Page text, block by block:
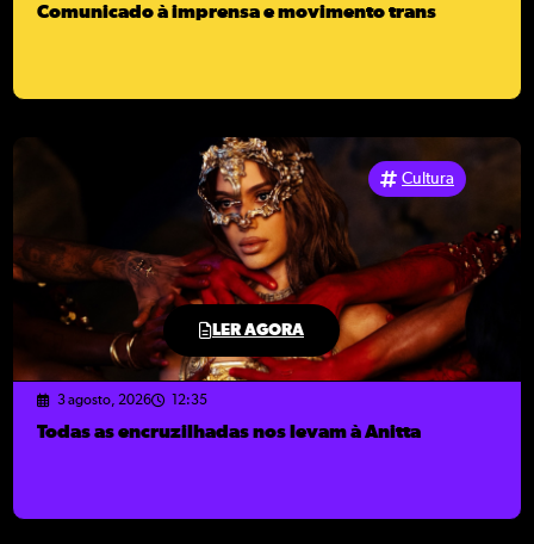
Comunicado à imprensa e movimento trans
LER AGORA
Cultura
3 agosto, 2026 12:35
Todas as encruzilhadas nos levam à Anitta